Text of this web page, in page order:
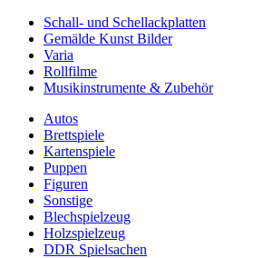
Schall- und Schellackplatten
Gemälde Kunst Bilder
Varia
Rollfilme
Musikinstrumente & Zubehör
Autos
Brettspiele
Kartenspiele
Puppen
Figuren
Sonstige
Blechspielzeug
Holzspielzeug
DDR Spielsachen